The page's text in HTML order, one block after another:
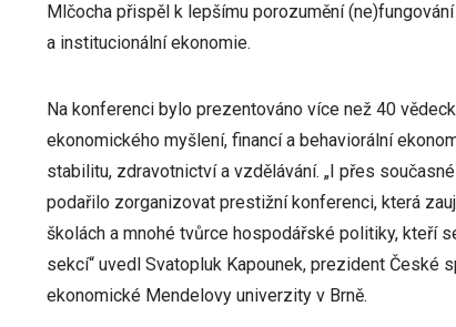
Mlčocha přispěl k lepšímu porozumění
a institucionální ekonomie.
Na konferenci bylo prezentováno více než 40
ekonomického myšlení, financí a behaviorální
stabilitu, zdravotnictví a vzdělávání. „I přes
podařilo zorganizovat prestižní konferenci, která
školách a mnohé tvůrce hospodářské politiky, kteří
sekcí“ uvedl Svatopluk Kapounek, prezident České
ekonomické Mendelovy univerzity v Brně.